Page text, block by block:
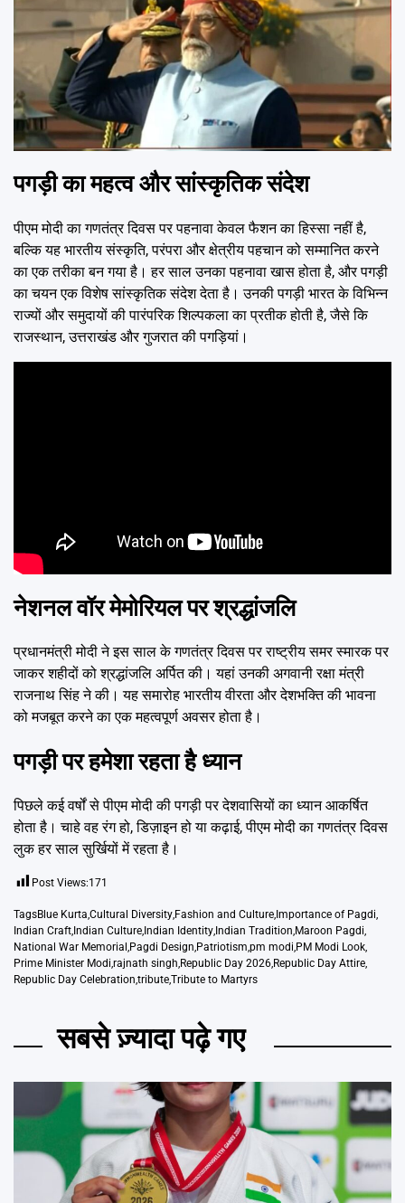
पगड़ी का महत्व और सांस्कृतिक संदेश
पीएम मोदी का गणतंत्र दिवस पर पहनावा केवल फैशन का हिस्सा नहीं है,
बल्कि यह भारतीय संस्कृति, परंपरा और क्षेत्रीय पहचान को सम्मानित करने
का एक तरीका बन गया है। हर साल उनका पहनावा खास होता है, और पगड़ी
का चयन एक विशेष सांस्कृतिक संदेश देता है। उनकी पगड़ी भारत के विभिन्न
राज्यों और समुदायों की पारंपरिक शिल्पकला का प्रतीक होती है, जैसे कि
राजस्थान, उत्तराखंड और गुजरात की पगड़ियां।
नेशनल वॉर मेमोरियल पर श्रद्धांजलि
प्रधानमंत्री मोदी ने इस साल के गणतंत्र दिवस पर राष्ट्रीय समर स्मारक पर
जाकर शहीदों को श्रद्धांजलि अर्पित की। यहां उनकी अगवानी रक्षा मंत्री
राजनाथ सिंह ने की। यह समारोह भारतीय वीरता और देशभक्ति की भावना
को मजबूत करने का एक महत्वपूर्ण अवसर होता है।
पगड़ी पर हमेशा रहता है ध्यान
पिछले कई वर्षों से पीएम मोदी की पगड़ी पर देशवासियों का ध्यान आकर्षित
होता है। चाहे वह रंग हो, डिज़ाइन हो या कढ़ाई, पीएम मोदी का गणतंत्र दिवस
लुक हर साल सुर्खियों में रहता है।
Post Views:171
TagsBlue Kurta,Cultural Diversity,Fashion and Culture, Importance of Pagdi,
Indian Craft, Indian Culture, Indian Identity, Indian Tradition,Maroon Pagdi,
National War Memorial ,Pagdi Design,Patriotism,pm modi,PM Modi Look,
Prime Minister Modi,rajnath singh,Republic Day 2026,Republic Day Attire,
Republic Day Celebration,tribute,Tribute to Martyrs
सबसे ज़्यादा पढ़े गए